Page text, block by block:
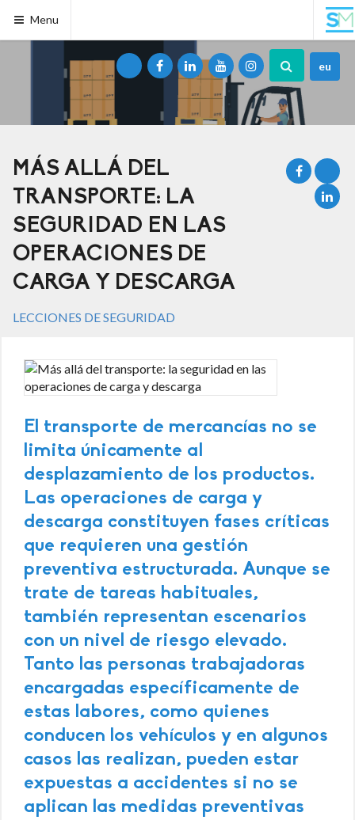
Menu
eu
MÁS ALLÁ DEL
TRANSPORTE: LA
SEGURIDAD EN LAS
OPERACIONES DE
CARGA Y DESCARGA
LECCIONES DE SEGURIDAD
El transporte de mercancías no se
limita únicamente al
desplazamiento de los productos.
Las operaciones de carga y
descarga constituyen fases críticas
que requieren una gestión
preventiva estructurada. Aunque se
trate de tareas habituales,
también representan escenarios
con un nivel de riesgo elevado.
Tanto las personas trabajadoras
encargadas específicamente de
estas labores, como quienes
conducen los vehículos y en algunos
casos las realizan, pueden estar
expuestas a accidentes si no se
aplican las medidas preventivas